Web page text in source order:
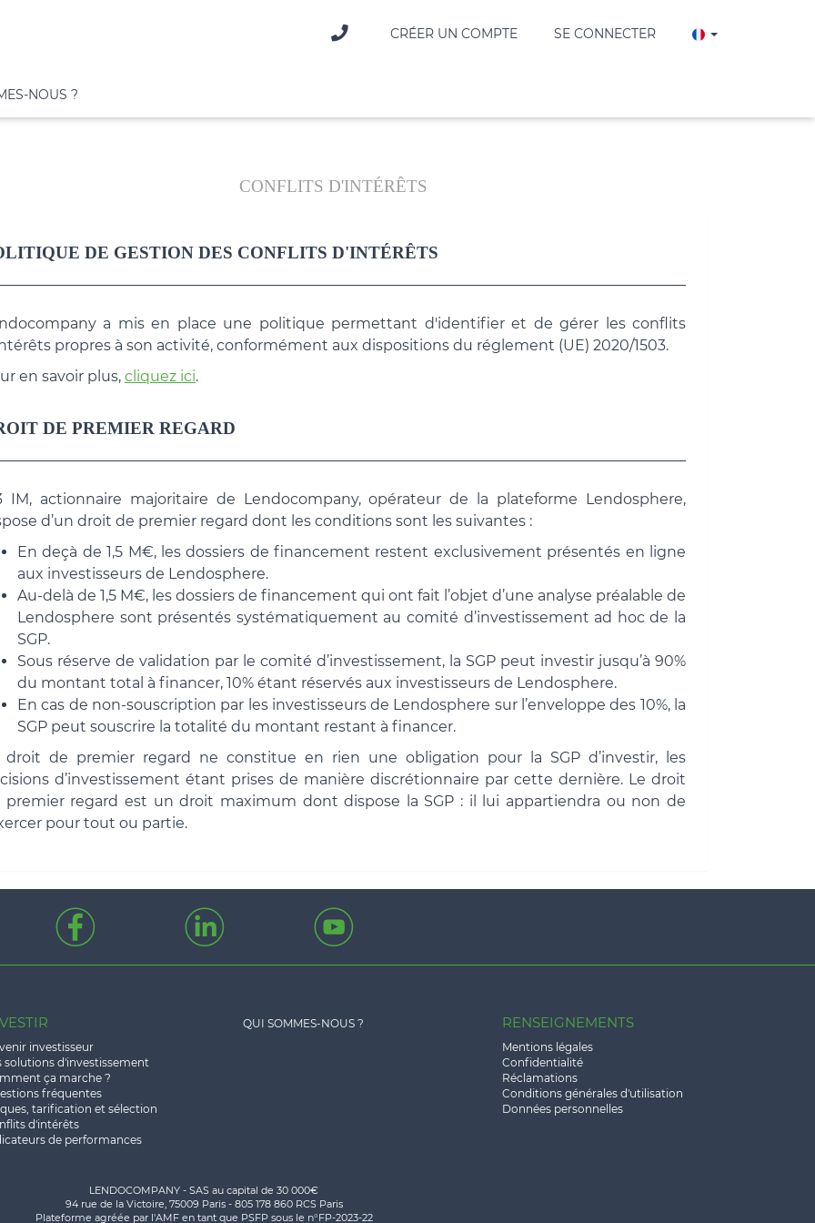
CRÉER UN COMPTE SE CONNECTER
NOUS ?
CONFLITS D'INTÉRÊTS
DE GESTION DES CONFLITS D'INTÉRÊTS
a mis en place une politique permettant d'identifier et de gérer les conflits
propres à son activité, conformément aux dispositions du réglement (UE) 2020/1503.
en savoir plus, cliquez ici.
DE PREMIER REGARD
IM, actionnaire majoritaire de Lendocompany, opérateur de la plateforme Lendosphere,
d’un droit de premier regard dont les conditions sont les suivantes :
En deçà de 1,5 M€, les dossiers de financement restent exclusivement présentés en ligne
aux investisseurs de Lendosphere.
Au-delà de 1,5 M€, les dossiers de financement qui ont fait l’objet d’une analyse préalable de
Lendosphere sont présentés systématiquement au comité d’investissement ad hoc de la
SGP.
Sous réserve de validation par le comité d’investissement, la SGP peut investir jusqu’à 90%
du montant total à financer, 10% étant réservés aux investisseurs de Lendosphere.
En cas de non-souscription par les investisseurs de Lendosphere sur l’enveloppe des 10%, la
SGP peut souscrire la totalité du montant restant à financer.
droit de premier regard ne constitue en rien une obligation pour la SGP d’investir, les
d’investissement étant prises de manière discrétionnaire par cette dernière. Le droit
premier regard est un droit maximum dont dispose la SGP : il lui appartiendra ou non de
pour tout ou partie.
investisseur
solutions d'investissement
ça marche ?
fréquentes
tarification et sélection
d'intérêts
de performances
QUI SOMMES-NOUS ? RENSEIGNEMENTS
Mentions légales
Confidentialité
Réclamations
Conditions générales d'utilisation
Données personnelles
LENDOCOMPANY - SAS au capital de 30 000€
94 rue de la Victoire, 75009 Paris - 805 178 860 RCS Paris
Plateforme agréée par l'AMF en tant que PSFP sous le n°FP-2023-22